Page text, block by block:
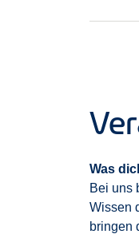
Was
Bei uns
Wissen
bringen